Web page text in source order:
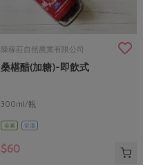
陳稼莊自然農業有限公司
桑椹醋(加糖)-即飲式
300ml/瓶
全素 常溫
$60